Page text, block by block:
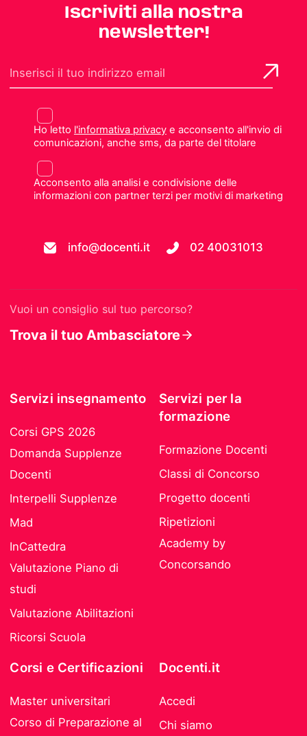
Iscriviti alla nostra
newsletter!
Ho letto l'informativa privacye acconsento all'invio di
comunicazioni, anche sms, da parte del titolare
Acconsento alla analisi e condivisione delle
informazioni con partner terzi per motivi di marketing
info@docenti.it 02 40031013
Vuoi un consiglio sul tuo percorso?
Trova il tuo Ambasciatore
Servizi insegnamento
Corsi GPS 2026
Domanda Supplenze
Docenti
Interpelli Supplenze
Mad
InCattedra
Valutazione Piano di
studi
Valutazione Abilitazioni
Ricorsi Scuola
Servizi per la
formazione
Formazione Docenti
Classi di Concorso
Progetto docenti
Ripetizioni
Academy by
Concorsando
Corsi e Certificazioni
Master universitari
Corso di Preparazione al
Docenti.it
Accedi
Chi siamo